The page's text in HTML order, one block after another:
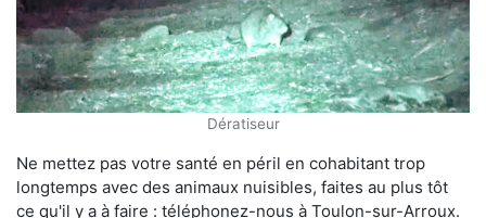
Dératiseur
Ne mettez pas votre santé en péril en cohabitant trop
longtemps avec des animaux nuisibles, faites au plus tôt
ce qu'il y a à faire : téléphonez-nous à Toulon-sur-Arroux.